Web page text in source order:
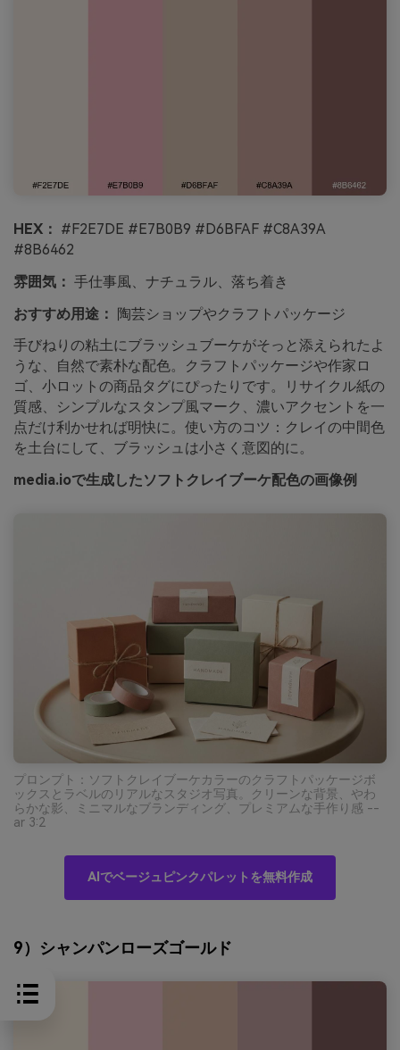
HEX： #F2E7DE #E7B0B9 #D6BFAF #C8A39A
#8B6462
雰囲気： 手仕事風、ナチュラル、落ち着き
おすすめ用途： 陶芸ショップやクラフトパッケージ
手びねりの粘土にブラッシュブーケがそっと添えられたよ
うな、自然で素朴な配色。クラフトパッケージや作家ロ
ゴ、小ロットの商品タグにぴったりです。リサイクル紙の
質感、シンプルなスタンプ風マーク、濃いアクセントを一
点だけ利かせれば明快に。使い方のコツ：クレイの中間色
を土台にして、ブラッシュは小さく意図的に。
media.ioで生成したソフトクレイブーケ配色の画像例
プロンプト：ソフトクレイブーケカラーのクラフトパッケージボ
ックスとラベルのリアルなスタジオ写真。クリーンな背景、やわ
らかな影、ミニマルなブランディング、プレミアムな手作り感 --
ar 3:2
AIでベージュピンクパレットを無料作成
9）シャンパンローズゴールド